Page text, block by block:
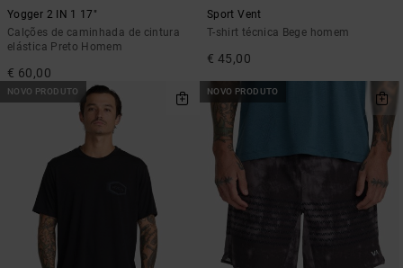
Yogger 2 IN 1 17"
Calções de caminhada de cintura
elástica Preto Homem
€ 60,00
Sport Vent
T-shirt técnica Bege homem
€ 45,00
NOVO PRODUTO NOVO PRODUTO